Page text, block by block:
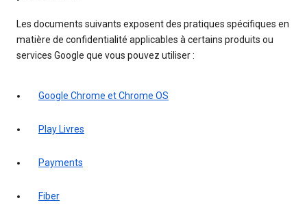
Les documents suivants exposent des pratiques spécifiques en
matière de confidentialité applicables à certains produits ou
services Google que vous pouvez utiliser :
Google Chrome et Chrome OS
Play Livres
Payments
Fiber